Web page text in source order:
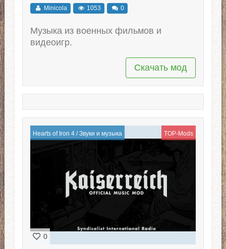
Minicola 1053 0
Музыка из военных фильмов и
видеоигр.
Скачать мод
Hearts of Iron 4/Звуки и музыка TOP-Mods
0